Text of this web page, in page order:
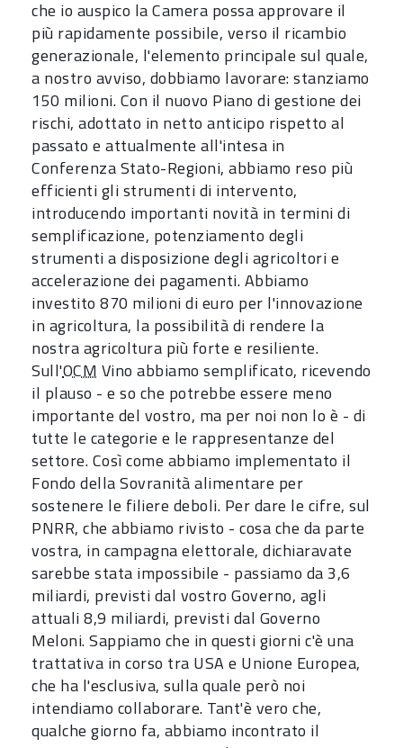
che io auspico la Camera possa approvare il
più rapidamente possibile, verso il ricambio
generazionale, l'elemento principale sul quale,
a nostro avviso, dobbiamo lavorare: stanziamo
150 milioni. Con il nuovo Piano di gestione dei
rischi, adottato in netto anticipo rispetto al
passato e attualmente all'intesa in
Conferenza Stato-Regioni, abbiamo reso più
efficienti gli strumenti di intervento,
introducendo importanti novità in termini di
semplificazione, potenziamento degli
strumenti a disposizione degli agricoltori e
accelerazione dei pagamenti. Abbiamo
investito 870 milioni di euro per l'innovazione
in agricoltura, la possibilità di rendere la
nostra agricoltura più forte e resiliente.
Sull'OCM Vino abbiamo semplificato, ricevendo
il plauso - e so che potrebbe essere meno
importante del vostro, ma per noi non lo è - di
tutte le categorie e le rappresentanze del
settore. Così come abbiamo implementato il
Fondo della Sovranità alimentare per
sostenere le filiere deboli. Per dare le cifre, sul
PNRR, che abbiamo rivisto - cosa che da parte
vostra, in campagna elettorale, dichiaravate
sarebbe stata impossibile - passiamo da 3,6
miliardi, previsti dal vostro Governo, agli
attuali 8,9 miliardi, previsti dal Governo
Meloni. Sappiamo che in questi giorni c'è una
trattativa in corso tra USA e Unione Europea,
che ha l'esclusiva, sulla quale però noi
intendiamo collaborare. Tant'è vero che,
qualche giorno fa, abbiamo incontrato il